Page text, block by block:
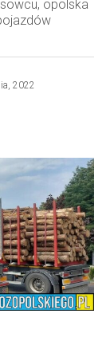
opolska
2022